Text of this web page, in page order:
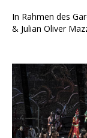
In Rahmen des
& Julian Oliver